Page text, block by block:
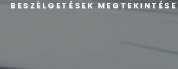
BESZÉLGETÉSEK MEGTEKINTÉSE